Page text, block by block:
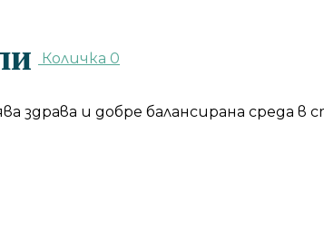
Количка 0
и добре балансирана среда в